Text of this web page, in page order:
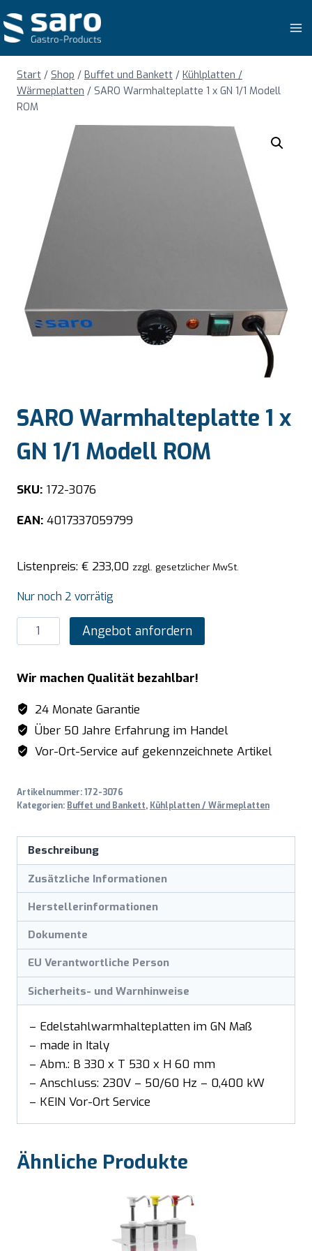
Inhalt
springen
Start / Shop / Buffet und Bankett / Kühlplatten /
Wärmeplatten / SARO Warmhalteplatte 1 x GN 1/1 Modell
ROM
SARO Warmhalteplatte 1 x
GN 1/1 Modell ROM
SKU: 172-3076
EAN: 4017337059799
Listenpreis: € 233,00 zzgl. gesetzlicher MwSt.
Nur noch 2 vorrätig
SARO
Warmhalteplatte
x
GN
1/1
Modell
ROM
Angebot anfordern
Wir machen Qualität bezahlbar!
24 Monate Garantie
Über 50 Jahre Erfahrung im Handel
Vor-Ort-Service auf gekennzeichnete Artikel
Artikelnummer:172-3076
Kategorien: Buffet und Bankett, Kühlplatten / Wärmeplatten
Beschreibung
Zusätzliche Informationen
Herstellerinformationen
Dokumente
EU Verantwortliche Person
Sicherheits- und Warnhinweise
– Edelstahlwarmhalteplatten im GN Maß
– made in Italy
– Abm.: B 330 x T 530 x H 60 mm
– Anschluss: 230V – 50/60 Hz – 0,400 kW
– KEIN Vor-Ort Service
Ähnliche Produkte